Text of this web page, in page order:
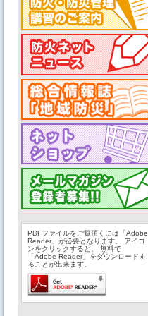
PDFファイルをご覧頂くには「Adobe
Reader」が必要となります。 アイコ
ンをクリックすると、 無料で
「Adobe Reader」をダウンロードす
ることが出来ます。